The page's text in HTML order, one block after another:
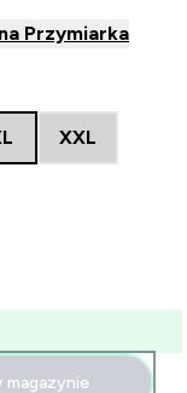
Przymiarka
XXL
magazynie